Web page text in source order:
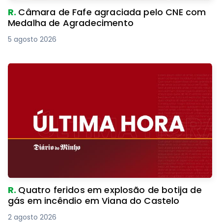
R. Câmara de Fafe agraciada pelo CNE com
Medalha de Agradecimento
5 agosto 2026
R. Quatro feridos em explosão de botija de
gás em incêndio em Viana do Castelo
2 agosto 2026